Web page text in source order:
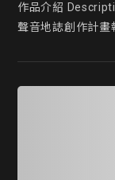
作品介紹
聲音地誌創作計畫